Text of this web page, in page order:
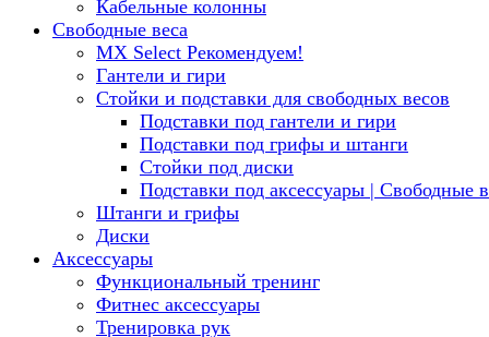
Кабельные колонны
Свободные веса
MX Select Рекомендуем!
Гантели и гири
Стойки и подставки для свободных весов
Подставки под гантели и гири
Подставки под грифы и штанги
Стойки под диски
Подставки под аксессуары | Свободные
Штанги и грифы
Диски
Аксессуары
Функциональный тренинг
Фитнес аксессуары
Тренировка рук